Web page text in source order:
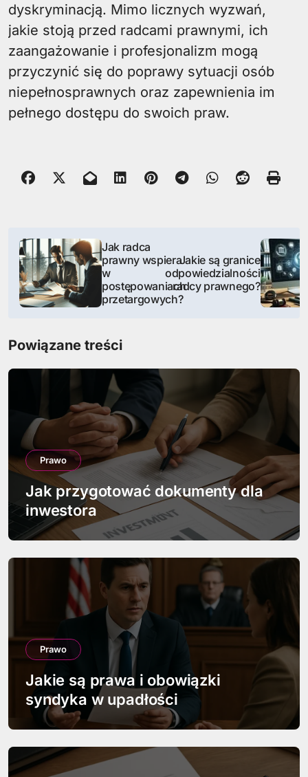
dyskryminacją. Mimo licznych wyzwań,
jakie stoją przed radcami prawnymi, ich
zaangażowanie i profesjonalizm mogą
przyczynić się do poprawy sytuacji osób
niepełnosprawnych oraz zapewnienia im
pełnego dostępu do swoich praw.
N
w
g
a
a
p
i
Jak radca
prawny wspiera
w
postępowaniach
przetargowych?
Jakie są granice
odpowiedzialności
radcy prawnego?
Powiązane treści
Prawo
Jak przygotować dokumenty dla
inwestora
Prawo
Jakie są prawa i obowiązki
syndyka w upadłości